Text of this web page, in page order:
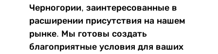
Черногории, заинтересованные в
расширении присутствия на нашем
рынке. Мы готовы создать
благоприятные условия для ваших